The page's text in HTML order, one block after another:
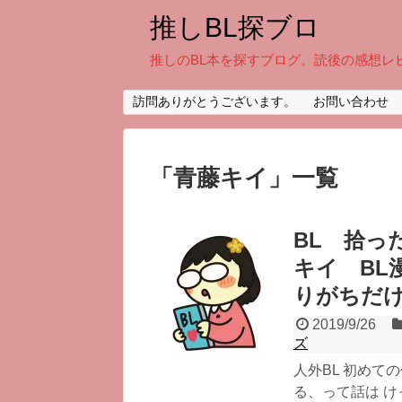
推しBL探ブロ
推しのBL本を探すブログ。読後の感想レ
訪問ありがとうございます。 お問い合わせ
「 青藤キイ 」 一覧
BL 拾っ
キイ BL
りがちだ
2019/9/26
ズ
人外BL 初めて
る、って話は